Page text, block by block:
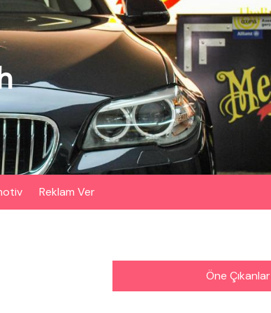
Reklam Ver
Öne Çıkanlar